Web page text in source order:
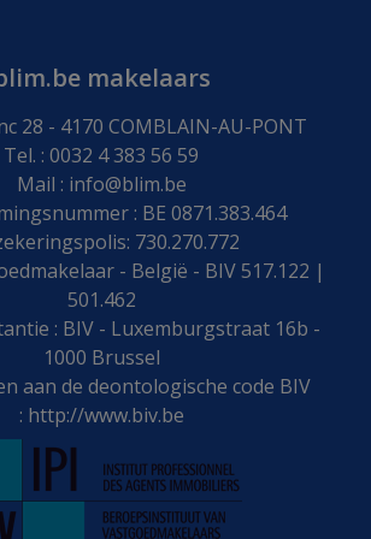
makelaars
28 - 4170 COMBLAIN-AU-PONT
Tel. : 0032 4 383 56 59
Mail : info@blim.be
: BE 0871.383.464
730.270.772
- België - BIV 517.122 |
501.462
: BIV - Luxemburgstraat 16b -
1000 Brussel
aan de deontologische code BIV
: http://www.biv.be